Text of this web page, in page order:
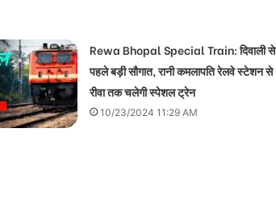
Rewa Bhopal Special Train: दिवाली से
पहले बड़ी सौगात, रानी कमलापति रेलवे स्टेशन से
रीवा तक चलेगी स्पेशल ट्रेन
10/23/2024 11:29 AM